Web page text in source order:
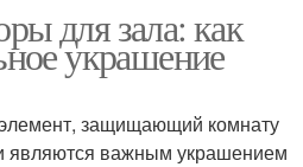
для зала: как
украшение
защищающий комнату
являются важным украшением